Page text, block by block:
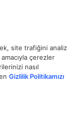
site trafiğini analiz
çerezler
nasıl
Gizlilik Politikamızı